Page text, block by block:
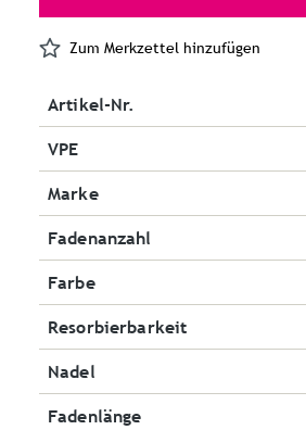
Zum Merkzettel hinzufügen
Artikel-Nr.
VPE
Marke
Fadenanzahl
Farbe
Resorbierbarkeit
Nadel
Fadenlänge